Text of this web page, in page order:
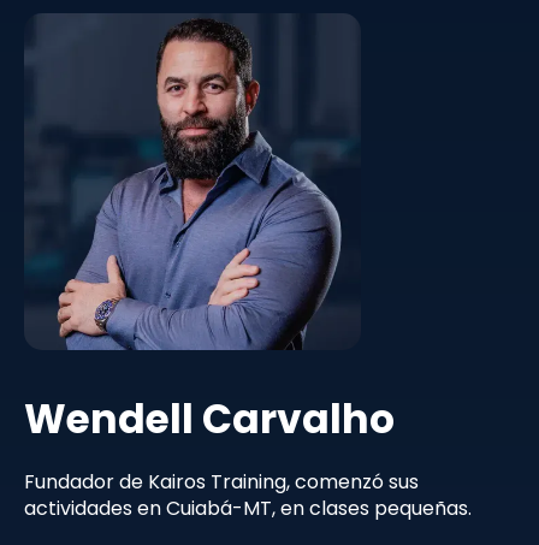
Wendell Carvalho
Fundador de Kairos Training, comenzó sus
actividades en Cuiabá-MT, en clases pequeñas.